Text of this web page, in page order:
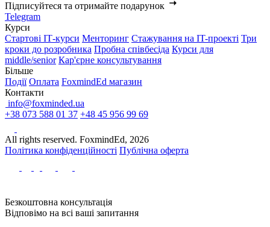
Підписуйтеся та отримайте подарунок
Telegram
Курси
Стартові IТ-курси Менторинг Стажування на IT-проекті Три
кроки до розробника Пробна співбесіда Курси для
middle/senior Кар'єрне консультування
Більше
Події Оплата FoxmindEd магазин
Контакти
info@foxminded.ua
+38 073 588 01 37 +48 45 956 99 69
All rights reserved. FoxmindEd, 2026
Політика конфіденційності Публічна оферта
Безкоштовна консультація
Відповімо на всі ваші запитання